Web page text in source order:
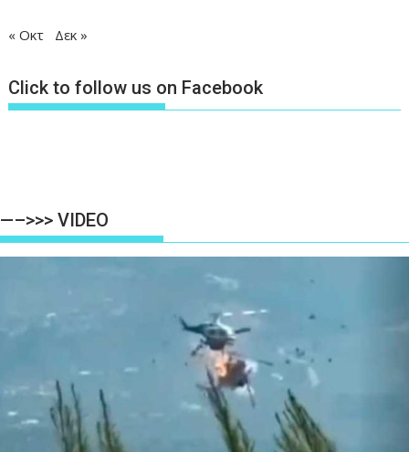
« Οκτ Δεκ »
Click to follow us on Facebook
—–>>> VIDEO